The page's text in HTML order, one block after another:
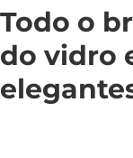
Todo o
do vidro